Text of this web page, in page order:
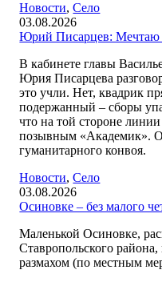
Новости,Село
03.08.2026
Юрий Писарцев: Мечтаю
В кабинете главы
Юрия Писарцева
это учли. Нет, квадрик
подержанный – сборы
что на той стороне
позывным «Академик».
гуманитарного конвоя.
Новости,Село
03.08.2026
Осиновке – без малого
Маленькой Осиновке,
Ставропольского
размахом (по местным